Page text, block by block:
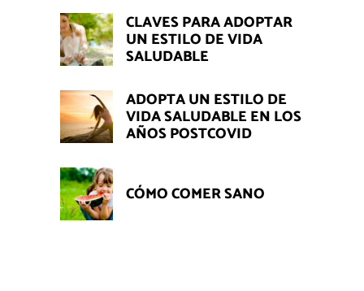
CLAVES PARA ADOPTAR
UN ESTILO DE VIDA
SALUDABLE
ADOPTA UN ESTILO DE
VIDA SALUDABLE EN LOS
AÑOS POSTCOVID
CÓMO COMER SANO